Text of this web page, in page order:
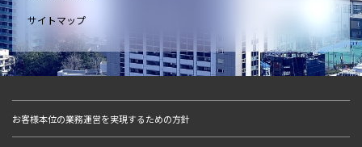
サイトマップ
お客様本位の業務運営を実現するための方針